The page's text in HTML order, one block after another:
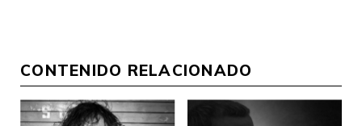
CONTENIDO RELACIONADO